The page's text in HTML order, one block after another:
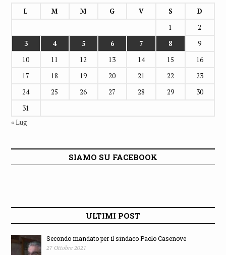
L M M G V S
D
1
2
3
4 5 6 7 8
9
10
11 12 13 14 15
16
17
18 19 20 21 22
23
24
25 26 27 28 29
30
31
« Lug
SIAMO SU FACEBOOK
ULTIMI POST
Secondo mandato per il sindaco Paolo Casenove
27 Ottobre 2021